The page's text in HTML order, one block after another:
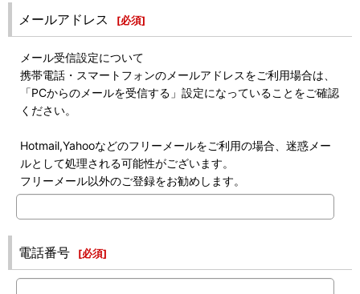
メールアドレス [必須]
メール受信設定について
携帯電話・スマートフォンのメールアドレスをご利用場合は、
「PCからのメールを受信する」設定になっていることをご確認
ください。
Hotmail,Yahooなどのフリーメールをご利用の場合、迷惑メー
ルとして処理される可能性がございます。
フリーメール以外のご登録をお勧めします。
電話番号 [必須]